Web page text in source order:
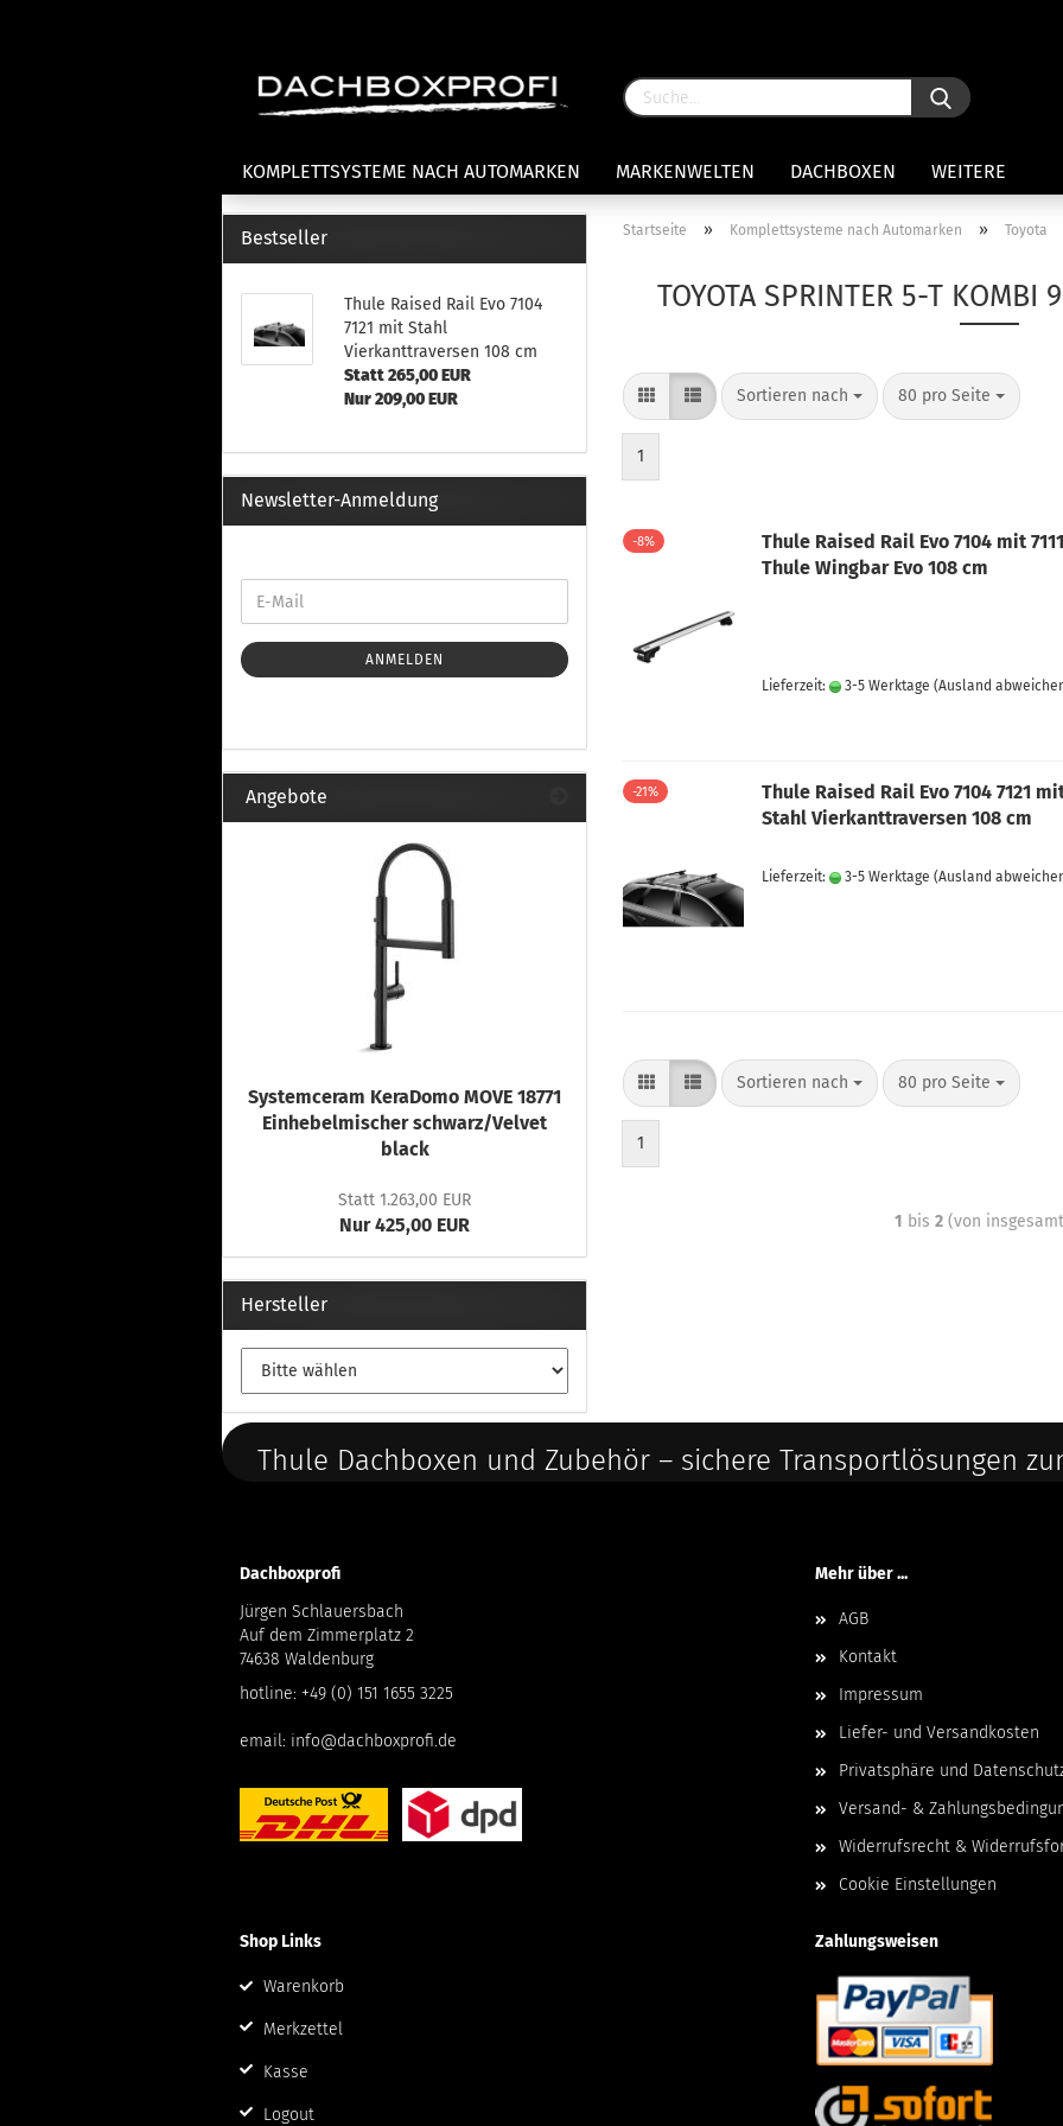
KOMPLETTSYSTEME NACH AUTOMARKEN MARKENWELTEN DACHBOXEN WEITERE
Dachfahrradträger
Heckklappenfahrradträger
Anhängekupplungsträger
E-Bike Fahrradträger
Lastenträgerfüße
Universaltträger Reling
Thule Montagekits 50.. für 7105
Clamp Fußsatz Fahrzeuge mit
Thule Kits 30.. für 753 Fußsatz
Thule Montagekits 40.. für 753
Fußsatz Fahrzeuge mit
integrierter Reling
Thule Montagekits 60.. für 7106
Fußsatz Fahrzeuge mit
integrierter Reling
Wintersport anzeigen
Thule Ersatzteile
Gepäck und Reisetaschen
Startseite » Komplettsysteme nach Automarken » Toyota
TOYOTA SPRINTER 5-T KOMBI
Sortieren nach 80 pro Seite
1
-8%
Thule Raised Rail Evo 7104 mit 7111
Thule Wingbar Evo 108 cm
Lieferzeit: 3-5 Werktage (Ausland
-21%
Thule Raised Rail Evo 7104 7121
Stahl Vierkanttraversen 108 cm
Lieferzeit: 3-5 Werktage (Ausland
Sortieren nach 80 pro Seite
1
1 bis2 (von
Bestseller
Thule Raised Rail Evo 7104
7121 mit Stahl
Vierkanttraversen 108 cm
Statt 265,00 EUR
Nur 209,00 EUR
Newsletter-Anmeldung
ANMELDEN
Angebote
Systemceram KeraDomo MOVE 18771
Einhebelmischer schwarz/Velvet
black
Statt 1.263,00 EUR
Nur 425,00 EUR
Hersteller
Thule Dachboxen und Zubehör – sichere Transportlösungen
Dachboxprofi
Jürgen Schlauersbach
Auf dem Zimmerplatz 2
74638 Waldenburg
hotline: +49 (0) 151 1655 3225
email: info@dachboxprofi.de
Mehr über ...
AGB
Kontakt
Impressum
Liefer- und Versandkosten
Privatsphäre und
Versand- &
Widerrufsrecht &
Cookie Einstellungen
Shop Links
Warenkorb
Merkzettel
Kasse
Logout
Zahlungsweisen